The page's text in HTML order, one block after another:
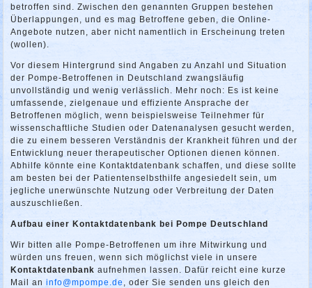
betroffen sind. Zwischen den genannten Gruppen bestehen
Überlappungen, und es mag Betroffene geben, die Online-
Angebote nutzen, aber nicht namentlich in Erscheinung treten
(wollen).
Vor diesem Hintergrund sind Angaben zu Anzahl und Situation
der Pompe-Betroffenen in Deutschland zwangsläufig
unvollständig und wenig verlässlich. Mehr noch: Es ist keine
umfassende, zielgenaue und effiziente Ansprache der
Betroffenen möglich, wenn beispielsweise Teilnehmer für
wissenschaftliche Studien oder Datenanalysen gesucht werden,
die zu einem besseren Verständnis der Krankheit führen und der
Entwicklung neuer therapeutischer Optionen dienen können.
Abhilfe könnte eine Kontaktdatenbank schaffen, und diese sollte
am besten bei der Patientenselbsthilfe angesiedelt sein, um
jegliche unerwünschte Nutzung oder Verbreitung der Daten
auszuschließen.
Aufbau einer Kontaktdatenbank bei Pompe Deutschland
Wir bitten alle Pompe-Betroffenen um ihre Mitwirkung und
würden uns freuen, wenn sich möglichst viele in unsere
Kontaktdatenbank aufnehmen lassen. Dafür reicht eine kurze
Mail aninfo@mpompe.de , oder Sie senden uns gleich den